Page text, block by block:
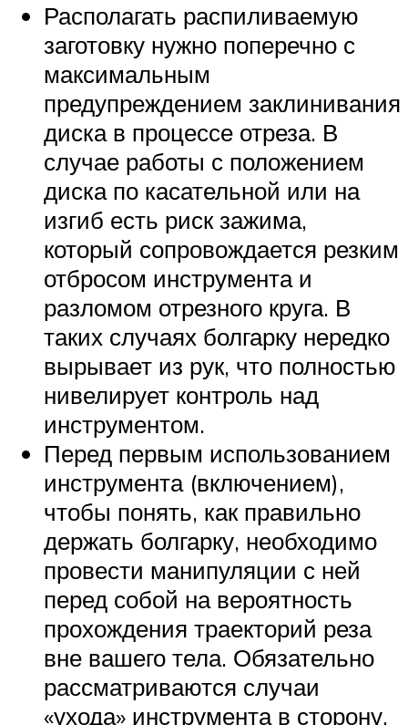
Располагать распиливаемую
заготовку нужно поперечно с
максимальным
предупреждением заклинивания
диска в процессе отреза. В
случае работы с положением
диска по касательной или на
изгиб есть риск зажима,
который сопровождается резким
отбросом инструмента и
разломом отрезного круга. В
таких случаях болгарку нередко
вырывает из рук, что полностью
нивелирует контроль над
инструментом.
Перед первым использованием
инструмента (включением),
чтобы понять, как правильно
держать болгарку, необходимо
провести манипуляции с ней
перед собой на вероятность
прохождения траекторий реза
вне вашего тела. Обязательно
рассматриваются случаи
«ухода» инструмента в сторону,